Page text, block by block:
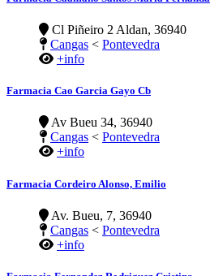
Cl Piñeiro 2 Aldan, 36940
Cangas < Pontevedra
+info
Farmacia Cao Garcia Gayo Cb
Av Bueu 34, 36940
Cangas < Pontevedra
+info
Farmacia Cordeiro Alonso, Emilio
Av. Bueu, 7, 36940
Cangas < Pontevedra
+info